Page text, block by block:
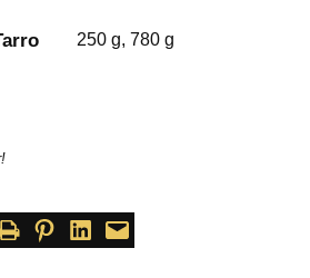
250 g, 780 g
esta páginaCompartir en PinterestCompartir en LinkedInEnvía esta página por correo electrónico